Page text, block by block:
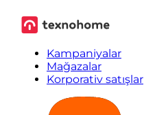
Kampaniyalar
Mağazalar
Korporativ satışlar